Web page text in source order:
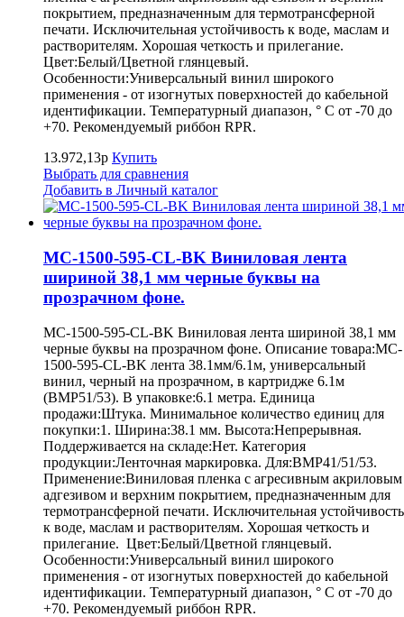
покрытием, предназначенным для термотрансферной
печати. Исключительная устойчивость к воде, маслам и
растворителям. Хорошая четкость и прилегание.
Цвет:Белый/Цветной глянцевый.
Особенности:Универсальный винил широкого
применения - от изогнутых поверхностей до кабельной
идентификации. Температурный диапазон, ° С от -70 до
+70. Рекомендуемый риббон RPR.
13.972,13р Купить
Выбрать для сравнения
Добавить в Личный каталог
MC-1500-595-CL-BK Виниловая лента
шириной 38,1 мм черные буквы на
прозрачном фоне.
MC-1500-595-CL-BK Виниловая лента шириной 38,1 мм
черные буквы на прозрачном фоне. Описание товара:MC-
1500-595-CL-BK лента 38.1мм/6.1м, универсальный
винил, черный на прозрачном, в картридже 6.1м
(BMP51/53). В упаковке:6.1 метра. Единица
продажи:Штука. Минимальное количество единиц для
покупки:1. Ширина:38.1 мм. Высота:Непрерывная.
Поддерживается на складе:Нет. Категория
продукции:Ленточная маркировка. Для:BMP41/51/53.
Применение:Виниловая пленка с агресивным акриловым
адгезивом и верхним покрытием, предназначенным для
термотрансферной печати. Исключительная устойчивость
к воде, маслам и растворителям. Хорошая четкость и
прилегание. Цвет:Белый/Цветной глянцевый.
Особенности:Универсальный винил широкого
применения - от изогнутых поверхностей до кабельной
идентификации. Температурный диапазон, ° С от -70 до
+70. Рекомендуемый риббон RPR.